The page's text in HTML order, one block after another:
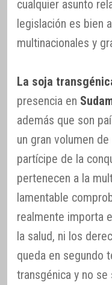
cualquier asunto
legislación es bien
multinacionales y
La soja
presencia en
además que son
un gran volumen
partícipe de la
pertenecen a la
lamentable
realmente importa
la salud, ni los
queda en segundo
transgénica y no